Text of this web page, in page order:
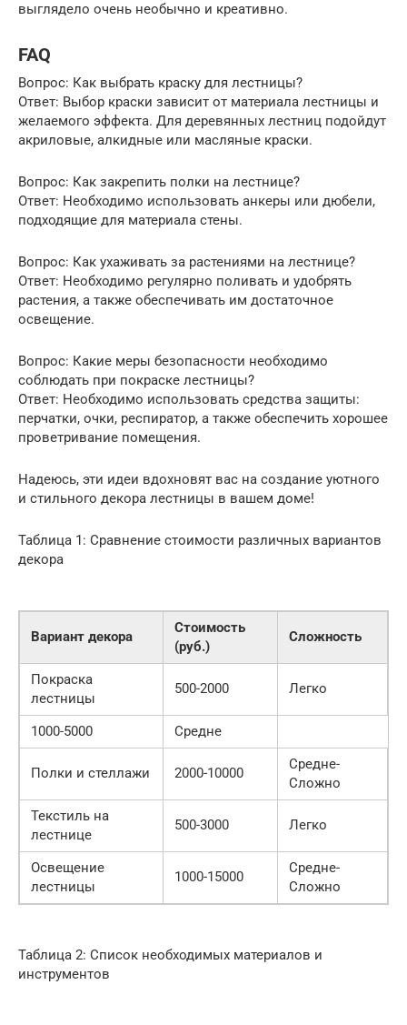
выглядело очень необычно и креативно.
FAQ
Вопрос: Как выбрать краску для лестницы?
Ответ: Выбор краски зависит от материала лестницы и
желаемого эффекта. Для деревянных лестниц подойдут
акриловые, алкидные или масляные краски.
Вопрос: Как закрепить полки на лестнице?
Ответ: Необходимо использовать анкеры или дюбели,
подходящие для материала стены.
Вопрос: Как ухаживать за растениями на лестнице?
Ответ: Необходимо регулярно поливать и удобрять
растения, а также обеспечивать им достаточное
освещение.
Вопрос: Какие меры безопасности необходимо
соблюдать при покраске лестницы?
Ответ: Необходимо использовать средства защиты:
перчатки, очки, респиратор, а также обеспечить хорошее
проветривание помещения.
Надеюсь, эти идеи вдохновят вас на создание уютного
и стильного декора лестницы в вашем доме!
Таблица 1: Сравнение стоимости различных вариантов
декора
Вариант декора
Стоимость
(руб.)
Сложность
Покраска
лестницы
500-2000 Легко
1000-5000 Средне
Полки и стеллажи 2000-10000
Средне-
Сложно
Текстиль на
лестнице
500-3000 Легко
Освещение
лестницы
1000-15000
Средне-
Сложно
Таблица 2: Список необходимых материалов и
инструментов